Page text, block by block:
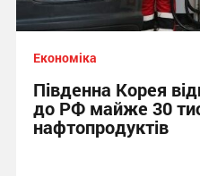
Економіка
Південна Корея
до РФ майже 30
нафтопродуктів